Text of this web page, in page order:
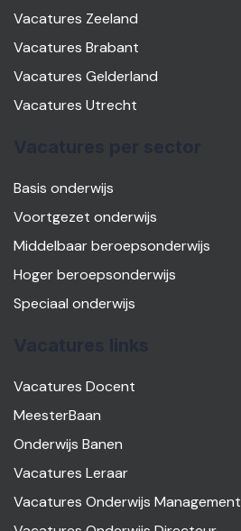
Vacatures Zeeland
Vacatures Brabant
Vacatures Gelderland
Vacatures Utrecht
Basis onderwijs
Voortgezet onderwijs
Middelbaar beroepsonderwijs
Hoger beroepsonderwijs
Speciaal onderwijs
Vacatures Docent
MeesterBaan
Onderwijs Banen
Vacatures Leraar
Vacatures Onderwijs Management